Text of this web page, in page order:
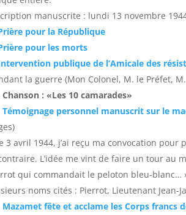
manuscrite : lundi 13 novembre
pour la République
pour les morts
publique de l’Amicale des
la guerre (Mon Colonel, M. le Préfet,
Chanson : «Les 10 camarades»
Témoignage personnel manuscrit sur le
3 avril 1944, j’ai reçu ma convocation
L’idée me vint de faire un tour au
qui commandait le peloton bleu-blanc…
noms cités : Pierrot, Lieutenant Jean-
Mazamet fête et acclame les Corps francs